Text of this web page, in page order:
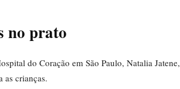
no prato
do Coração em São Paulo, Natalia Jatene,
as crianças.